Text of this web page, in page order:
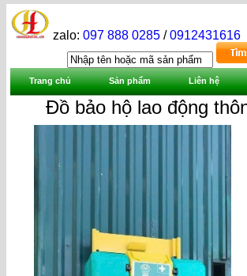
zalo:097 888 0285 /0912431616
Trang chủ Sản phẩm Liên hệ
Đồ bảo hộ lao động